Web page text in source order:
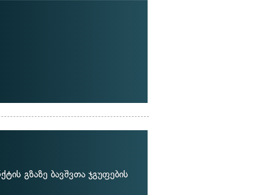
გზაზე ბავშვთა ჯგუფების